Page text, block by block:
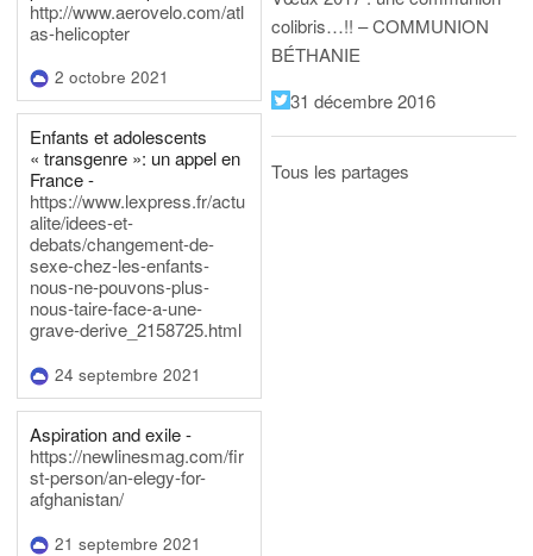
http://www.aerovelo.com/atl
as-helicopter
2 octobre 2021
Enfants et adolescents
« transgenre »: un appel en
France -
https://www.lexpress.fr/actu
alite/idees-et-
debats/changement-de-
sexe-chez-les-enfants-
nous-ne-pouvons-plus-
nous-taire-face-a-une-
grave-derive_2158725.html
24 septembre 2021
Aspiration and exile -
https://newlinesmag.com/fir
st-person/an-elegy-for-
afghanistan/
21 septembre 2021
colibris…!! – COMMUNION
BÉTHANIE
31 décembre 2016
Tous les partages